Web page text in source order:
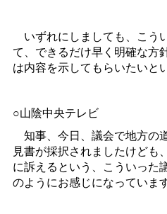
いずれにしましても、こう
て、できるだけ早く明確な方
は内容を示してもらいたいと
○山陰中央テレビ
知事、今日、議会で地方の
見書が採択されましたけども
に訴えるという、こういった
のようにお感じになっています